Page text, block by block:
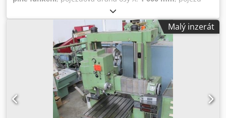
, pojezd osy Z:780 mm
dobře zachovalý vysoce přesný CNC vyvrtávací stroj SIP MP
600 Stroj rok výroby 1995 – v roce 2007 přestavba na
HEIDENHAIN iTNC 530 a kompletní geometrická revize. Stůl
1100 x 700 mm – volný průchod mezi stojany 750 mm
Průměr hydrostatického vřetena 130 mm – házivost 1/1,1
mikrometru Přestavba na HEIDENHAIN CNC, 3 osy
interpolované. Odejčítací přesnost vrtacího vřetena pod 1
mikrometr – hydraulické vyrovnání hmotnosti a zatížení v
příčníku. Výborně zachovalý stroj – rádi Vám jej
předvedeme pod proudem v našem skladu. Cena (V
Malý inzerát